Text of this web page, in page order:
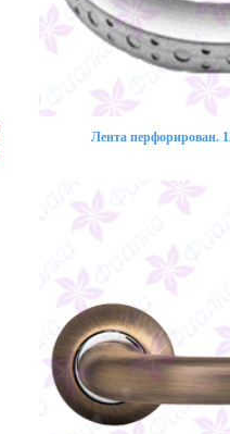
Лента перфорирован.